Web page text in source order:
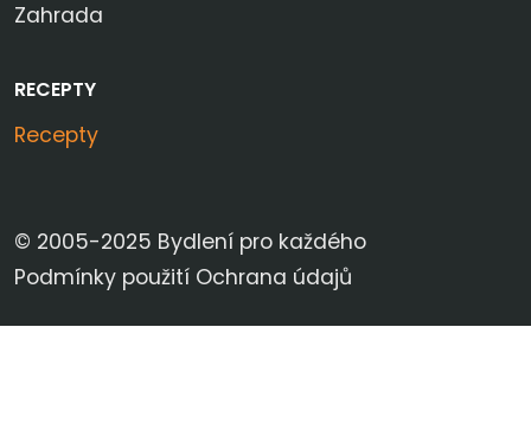
Zahrada
RECEPTY
Recepty
© 2005-2025 Bydlení pro každého
Podmínky použití Ochrana údajů